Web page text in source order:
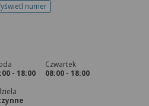
numer
telefonu do rejestracji
- 18:00
Czwartek
08:00 - 18:00